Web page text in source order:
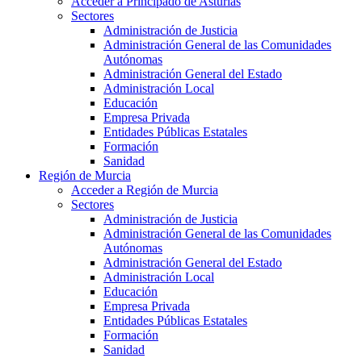
Sectores
Administración de Justicia
Administración General de las Comunidades
Autónomas
Administración General del Estado
Administración Local
Educación
Empresa Privada
Entidades Públicas Estatales
Formación
Sanidad
Región de Murcia
Acceder a Región de Murcia
Sectores
Administración de Justicia
Administración General de las Comunidades
Autónomas
Administración General del Estado
Administración Local
Educación
Empresa Privada
Entidades Públicas Estatales
Formación
Sanidad